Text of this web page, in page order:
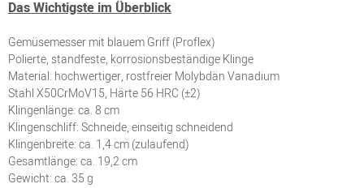
Das Wichtigste im Überblick
Gemüsemesser mit blauem Griff (Proflex)
Polierte, standfeste, korrosionsbeständige Klinge
Material: hochwertiger, rostfreier Molybdän Vanadium
Stahl X50CrMoV15, Härte 56 HRC (±2)
Klingenlänge: ca. 8 cm
Klingenschliff: Schneide, einseitig schneidend
Klingenbreite: ca. 1,4 cm (zulaufend)
Gesamtlänge: ca. 19,2 cm
Gewicht: ca. 35 g